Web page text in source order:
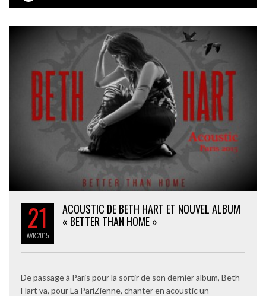
21
AVR2015
ACOUSTIC DE BETH HART ET NOUVEL ALBUM
« BETTER THAN HOME »
De passage à Paris pour la sortir de son dernier album, Beth
Hart va, pour La PariZienne, chanter en acoustic un